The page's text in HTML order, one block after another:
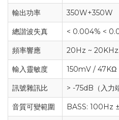
輸出功率 350W+350W
總諧波失真 < 0.004% <
頻率響應 20Hz ~
輸入靈敏度 150mV / 47KΩ
訊號雜訊比 > -75dB（入力
音質可變範圍 BASS: 100Hz